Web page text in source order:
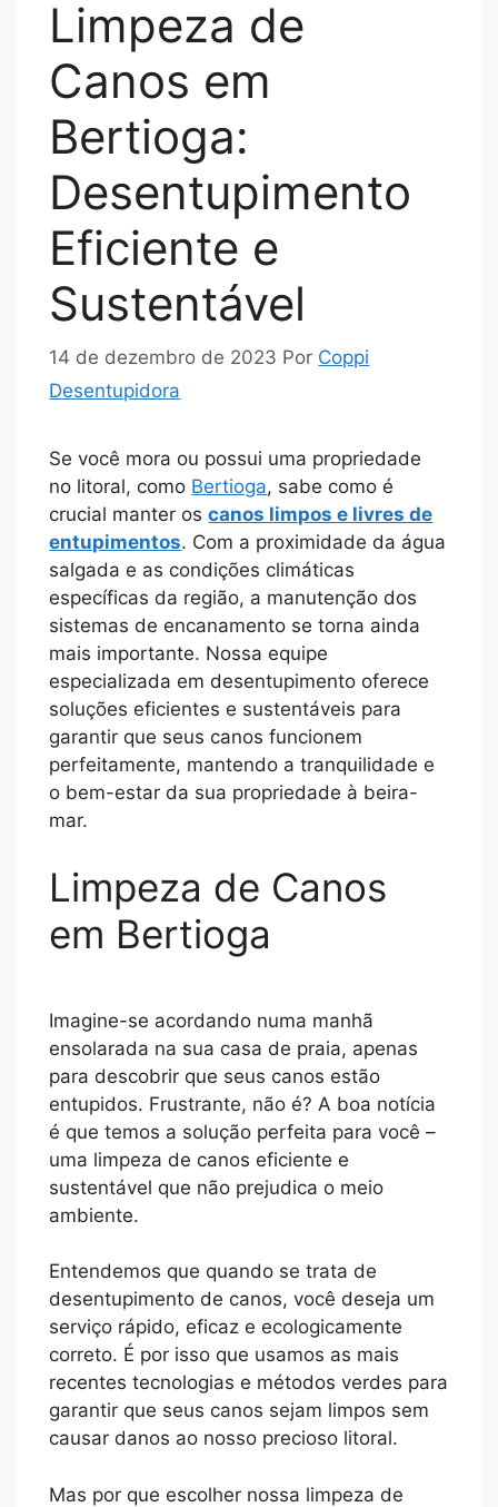
Limpeza de
Canos em
Bertioga:
Desentupimento
Eficiente e
Sustentável
14 de dezembro de 2023 Por Coppi
Desentupidora
Se você mora ou possui uma propriedade
no litoral, como Bertioga, sabe como é
crucial manter oscanos limpos e livres de
entupimentos. Com a proximidade da água
salgada e as condições climáticas
específicas da região, a manutenção dos
sistemas de encanamento se torna ainda
mais importante. Nossa equipe
especializada em desentupimento oferece
soluções eficientes e sustentáveis para
garantir que seus canos funcionem
perfeitamente, mantendo a tranquilidade e
o bem-estar da sua propriedade à beira-
mar.
Limpeza de Canos
em Bertioga
Imagine-se acordando numa manhã
ensolarada na sua casa de praia, apenas
para descobrir que seus canos estão
entupidos. Frustrante, não é? A boa notícia
é que temos a solução perfeita para você –
uma limpeza de canos eficiente e
sustentável que não prejudica o meio
ambiente.
Entendemos que quando se trata de
desentupimento de canos, você deseja um
serviço rápido, eficaz e ecologicamente
correto. É por isso que usamos as mais
recentes tecnologias e métodos verdes para
garantir que seus canos sejam limpos sem
causar danos ao nosso precioso litoral.
Mas por que escolher nossa limpeza de